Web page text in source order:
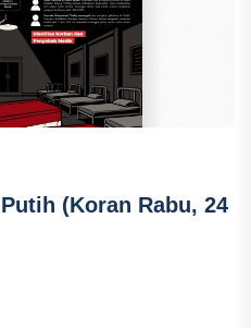
(Koran Rabu, 24